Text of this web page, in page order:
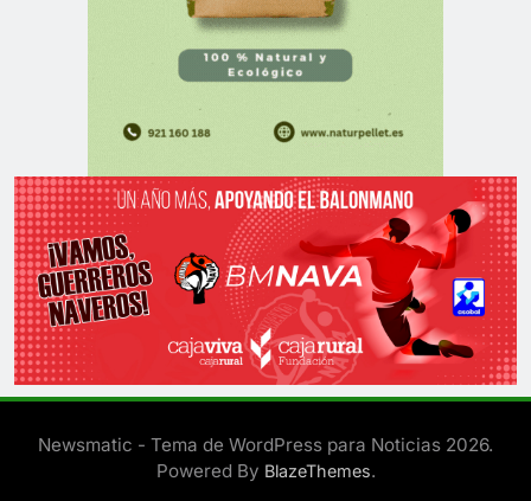
Newsmatic - Tema de WordPress para Noticias 2026.
Powered By BlazeThemes.